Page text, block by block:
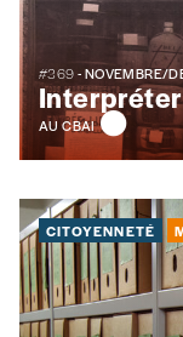
#369- NOVEMBRE/
AU CBAI
CITOYENNETÉ